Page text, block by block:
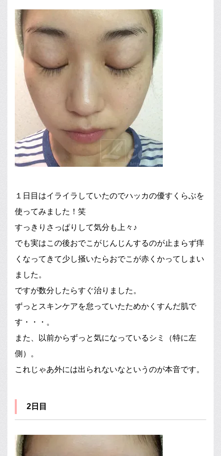
１日目はイライラしていたのでハッカの優すくらぶを
使ってみました！笑
すっきりさっぱりして気分も上々♪
でも実はこの後おでこがじんじんするのが止まらず痒
くなってきて少し掻いたらおでこが赤くかってしまい
ました。
ですが数分したらすぐ治りました。
ずっとスキンケアを怠っていたためかくすんだ肌で
す・・・。
また、以前からずっと気になっているシミ（特に左
側）。
これじゃあ外には出られないなというのが本音です。
2日目